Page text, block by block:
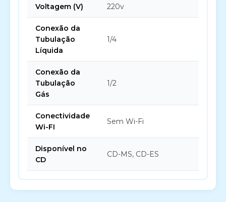
Voltagem (V) 220v
Conexão da
Tubulação
Líquida
1/4
Conexão da
Tubulação
Gás
1/2
Conectividade
Wi-FI
Sem Wi-Fi
Disponível no
CD
CD-MS, CD-ES